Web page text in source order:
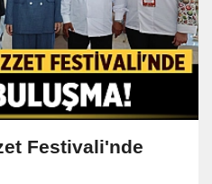
Festivali'nde